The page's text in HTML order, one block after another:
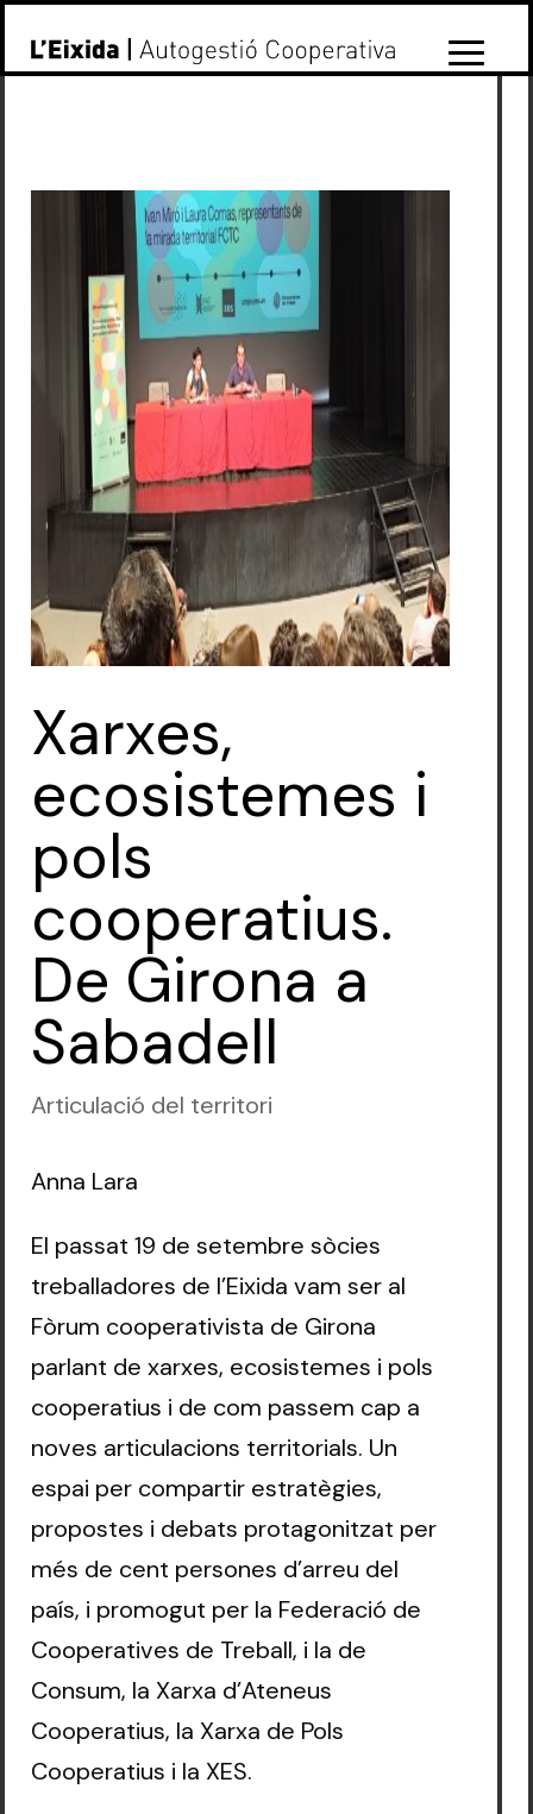
Xarxes,
ecosistemes i
pols
cooperatius.
De Girona a
Sabadell
Articulació del territori
Anna Lara
El passat 19 de setembre sòcies
treballadores de l’Eixida vam ser al
Fòrum cooperativista de Girona
parlant de xarxes, ecosistemes i pols
cooperatius i de com passem cap a
noves articulacions territorials. Un
espai per compartir estratègies,
propostes i debats protagonitzat per
més de cent persones d’arreu del
país, i promogut per la Federació de
Cooperatives de Treball, i la de
Consum, la Xarxa d’Ateneus
Cooperatius, la Xarxa de Pols
Cooperatius i la XES.